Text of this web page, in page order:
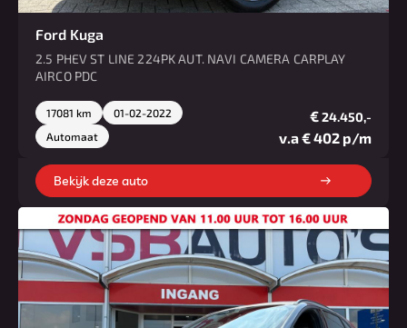
Ford Kuga
2.5 PHEV ST LINE 224PK AUT. NAVI CAMERA CARPLAY
AIRCO PDC
17081 km
01-02-2022
Automaat
€24.450,-
v.a € 402 p/m
Bekijk deze auto